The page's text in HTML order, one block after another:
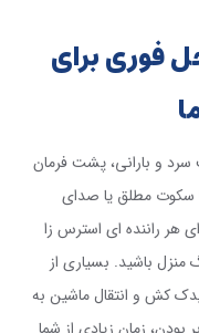
فوری برای
و بارانی، پشت فرمان
سکوت مطلق یا صدای
هر راننده ای استرس زا
منزل باشید. بسیاری از
یدک کش و انتقال ماشین به